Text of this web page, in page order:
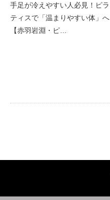
手足が冷えやすい人必見！ピラ
ティスで「温まりやすい体」へ
【赤羽岩淵・ピ…